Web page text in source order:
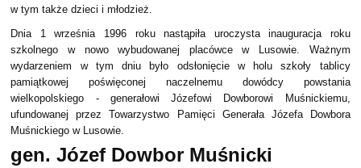
w tym także dzieci i młodzież.
Dnia 1 września 1996 roku nastąpiła uroczysta inauguracja roku
szkolnego w nowo wybudowanej placówce w Lusowie. Ważnym
wydarzeniem w tym dniu było odsłonięcie w holu szkoły tablicy
pamiątkowej poświęconej naczelnemu dowódcy powstania
wielkopolskiego - generałowi Józefowi Dowborowi Muśnickiemu,
ufundowanej przez Towarzystwo Pamięci Generała Józefa Dowbora
Muśnickiego w Lusowie.
gen. Józef Dowbor Muśnicki